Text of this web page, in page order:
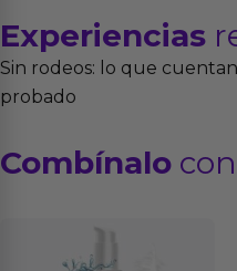
Experiencias
Sin rodeos: lo que
probado
Combínalo